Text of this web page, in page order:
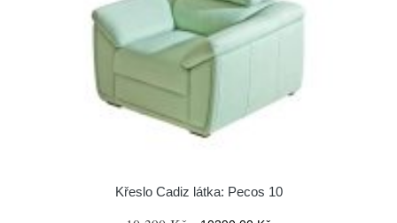
Křeslo Cadiz látka: Pecos 10